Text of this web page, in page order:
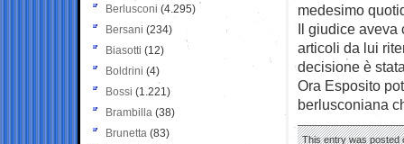
medesimo
Il giudice aveva
articoli da lui
decisione è
Ora Esposito
berlusconiana
This entry was posted
Berlusconi (4.295)
Bersani (234)
Biasotti (12)
Boldrini (4)
Bossi (1.221)
Brambilla (38)
Brunetta (83)